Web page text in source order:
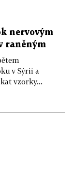
nervovým
raněným
v Sýrii a
vzorky...